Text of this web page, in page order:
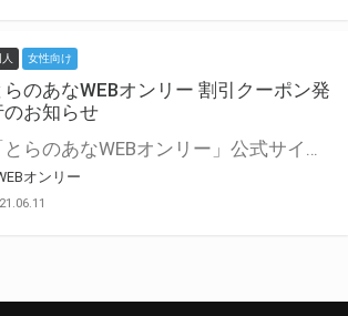
人 女性向け
らのあなWEBオンリー 割引クーポン発
のお知らせ
「とらのあなWEBオンリー」公式サイトでとらのあな通販の「割引クーポン」を配布中！ イベントごとに開催当日限定で使える割引クーポンのシリアルコードを発行します。 とらのあなWEBオンリーのページをチェックして、イベント当日にお得にお買い物を楽しみましょう♪ ※本キャンペーンは予告なく終了する場合がございます。 とらのあなWEBオンリーサイトはこちら
オンリー